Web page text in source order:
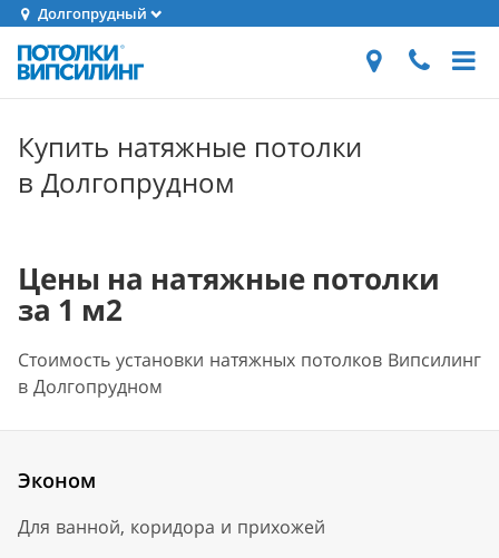
Долгопрудный
Купить натяжные потолки
в Долгопрудном
Цены на натяжные потолки
за 1 м2
Стоимость установки натяжных потолков Випсилинг
в Долгопрудном
Эконом
Для ванной, коридора и прихожей